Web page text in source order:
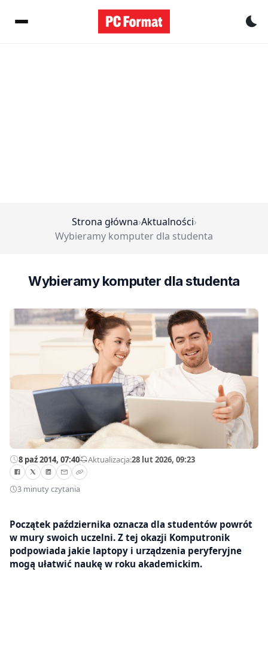
Strona główna›Aktualności›
Wybieramy komputer dla studenta
Wybieramy komputer dla studenta
8 paź 2014, 07:40—Aktualizacja:28 lut 2026, 09:23
3 minuty czytania
Początek października oznacza dla studentów powrót
w mury swoich uczelni. Z tej okazji Komputronik
podpowiada jakie laptopy i urządzenia peryferyjne
mogą ułatwić naukę w roku akademickim.